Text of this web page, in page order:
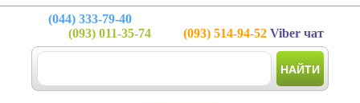
(044) 333-79-40
(093) 011-35-74 (093) 514-94-52 Viber чат
НАЙТИ